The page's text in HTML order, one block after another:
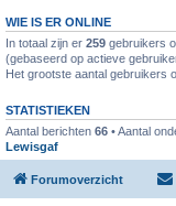
WIE IS ER ONLINE
In totaal zijn er 259 gebruikers
(gebaseerd op actieve
Het grootste aantal gebruikers
STATISTIEKEN
Aantal berichten 66 • Aantal
Lewisgaf
Forumoverzicht